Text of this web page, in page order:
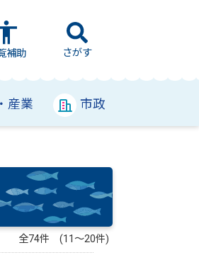
補助 さがす
産業 市政
全74件 (11～20件)